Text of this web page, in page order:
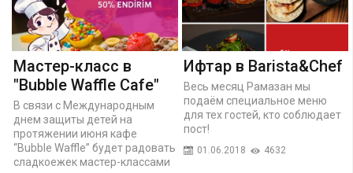
Мастер-класс в
"Bubble Waffle Cafe"
В связи с Международным
днем защиты детей на
протяжении июня кафе
“Bubble Waffle” будет радовать
сладкоежек мастер-классами
Ифтар в Barista&Chef
Весь месяц Рамазан мы
подаём специальное меню
для тех гостей, кто соблюдает
пост!
01.06.2018 4632